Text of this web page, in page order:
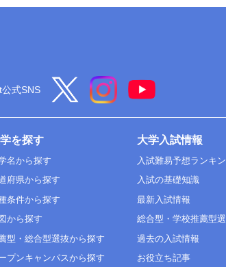
式SNS
を探す
名から探す
府県から探す
条件から探す
から探す
型・総合型選抜から探す
プンキャンパスから探す
大学入試情報
入試難易予想ランキ
入試の基礎知識
最新入試情報
総合型・学校推薦型
過去の入試情報
お役立ち記事